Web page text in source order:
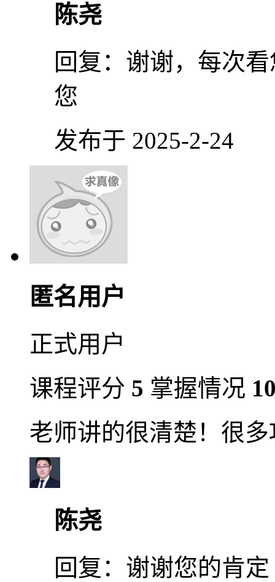
陈尧
回复： 谢谢，每次
您
发布于 2025-2-24
匿名用户
正式用户
课程评分 5 掌握情况
老师讲的很清楚！很
陈尧
回复： 谢谢您的肯定